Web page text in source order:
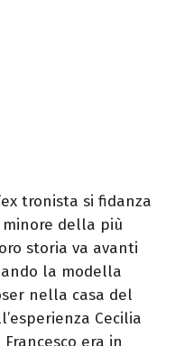
tronista si fidanza
della più
storia va avanti
la modella
nella casa del
Cecilia